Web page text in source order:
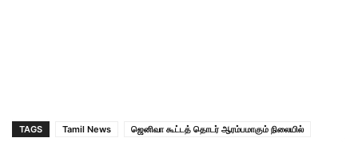
TAGS Tamil News
ஜெனிவா கூட்டத் தொடர் ஆரம்பமாகும் நிலையில்